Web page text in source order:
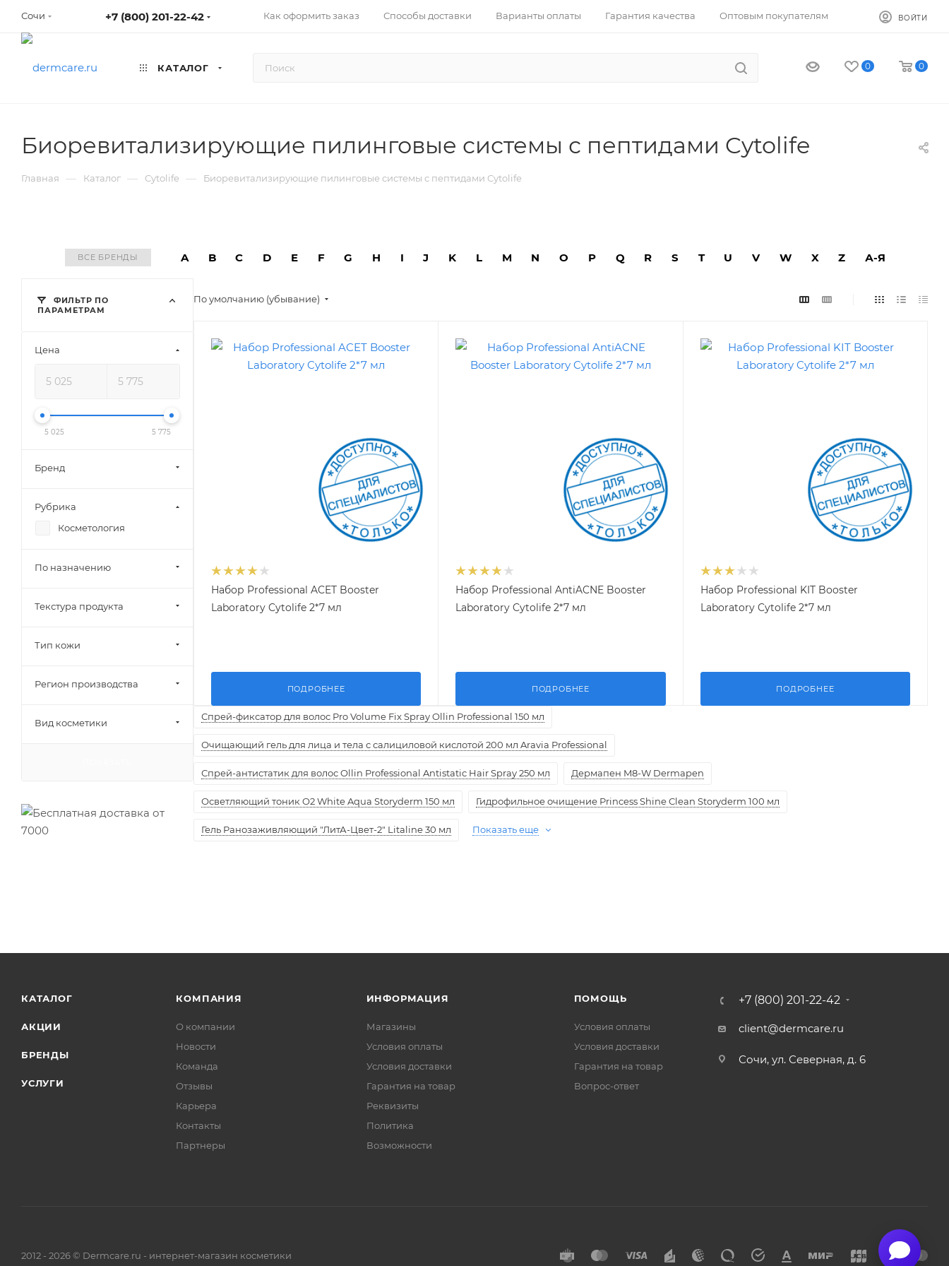
Сочи +7 (800) 201-22-42 Как оформить заказ Способы доставки Варианты оплаты Гарантия качества Оптовым покупателям ВОЙТИ
КАТАЛОГ 0 0
Биоревитализирующие пилинговые системы с пептидами Cytolife
Главная — Каталог — Cytolife — Биоревитализирующие пилинговые системы с пептидами Cytolife
ВСЕ БРЕНДЫ A B C D E F G H I J K L M N O P Q R S T U V W X Z А-Я
По умолчанию (убывание)
Набор Professional ACET Booster
Laboratory Cytolife 2*7 мл
ПОДРОБНЕЕ
Набор Professional AntiACNE Booster
Laboratory Cytolife 2*7 мл
ПОДРОБНЕЕ
Набор Professional KIT Booster
Laboratory Cytolife 2*7 мл
ПОДРОБНЕЕ
Спрей-фиксатор для волос Pro Volume Fix Spray Ollin Professional 150 мл
Очищающий гель для лица и тела с салициловой кислотой 200 мл Aravia Professional
Спрей-антистатик для волос Ollin Professional Antistatic Hair Spray 250 мл Дермапен M8-W Dermapen
Осветляющий тоник O2 White Aqua Storyderm 150 мл Гидрофильное очищение Princess Shine Clean Storyderm 100 мл
Гель Ранозаживляющий "ЛитА-Цвет-2" Litaline 30 мл Показать еще
ФИЛЬТР ПО
ПАРАМЕТРАМ
Цена
5 025 5 775
Бренд
Рубрика
Косметология
По назначению
Текстура продукта
Тип кожи
Регион производства
Вид косметики
КАТАЛОГ
АКЦИИ
БРЕНДЫ
УСЛУГИ
КОМПАНИЯ
О компании
Новости
Команда
Отзывы
Карьера
Контакты
Партнеры
ИНФОРМАЦИЯ
Магазины
Условия оплаты
Условия доставки
Гарантия на товар
Реквизиты
Политика
Возможности
ПОМОЩЬ
Условия оплаты
Условия доставки
Гарантия на товар
Вопрос-ответ
+7 (800) 201-22-42
client@dermcare.ru
Сочи, ул. Северная, д. 6
2012 - 2026 © Dermcare.ru - интернет-магазин косметики